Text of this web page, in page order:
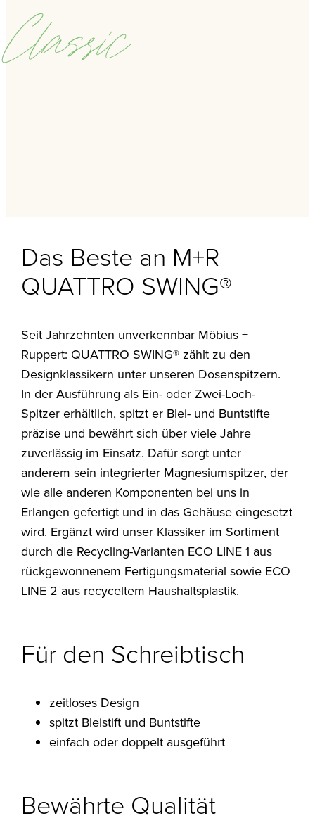
Classic
Das Beste an M+R
QUATTRO SWING®
Seit Jahrzehnten unverkennbar Möbius +
Ruppert: QUATTRO SWING® zählt zu den
Designklassikern unter unseren Dosenspitzern.
In der Ausführung als Ein- oder Zwei-Loch-
Spitzer erhältlich, spitzt er Blei- und Buntstifte
präzise und bewährt sich über viele Jahre
zuverlässig im Einsatz. Dafür sorgt unter
anderem sein integrierter Magnesiumspitzer, der
wie alle anderen Komponenten bei uns in
Erlangen gefertigt und in das Gehäuse eingesetzt
wird. Ergänzt wird unser Klassiker im Sortiment
durch die Recycling-Varianten ECO LINE 1 aus
rückgewonnenem Fertigungsmaterial sowie ECO
LINE 2 aus recyceltem Haushaltsplastik.
Für den Schreibtisch
zeitloses Design
spitzt Bleistift und Buntstifte
einfach oder doppelt ausgeführt
Bewährte Qualität